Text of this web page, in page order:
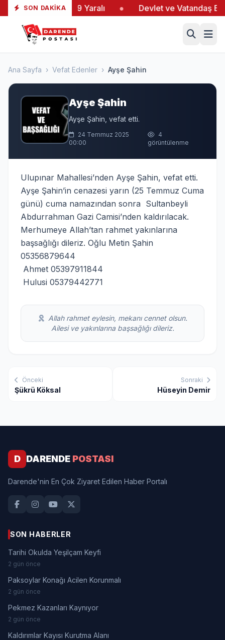
SON DAKIKA
Yangında 19 Yaralı Devlet ve Vatandaş El
Ana Sayfa › Vefat Edenler › Ayşe Şahin
Ayşe Şahin
Ayşe Şahin, vefat etti.
24 Temmuz 2025
00:00
4
görüntülenme
Ulupınar Mahallesi’nden Ayşe Şahin, vefat etti.
Ayşe Şahin’in cenazesi yarın (25 Temmuz Cuma
günü) cuma namazından sonra Sultanbeyli
Abdurrahman Gazi Camisi’nden kaldırılacak.
Merhumeye Allah’tan rahmet yakınlarına
başsağlığı dileriz. Oğlu Metin Şahin
05356879644
Ahmet 05397911844
Hulusi 05379442771
Allah rahmet eylesin, mekanı cennet olsun.
Ailesi ve yakınlarına başsağlığı dileriz.
Önceki
Şükrü Köksal
Sonraki
Hüseyin Demir
D DARENDE POSTASI
Darende'nin En Çok Ziyaret Edilen Haber Portalı
SON HABERLER
Tarihi Okulda Yeşilçam Keyfi
2 gün önce
Paksoylar Konağı Acilen Korunmalı
2 gün önce
Pekmez Kazanları Kaynıyor
2 gün önce
Kaldırımlar Kayısı Kurutma Alanı